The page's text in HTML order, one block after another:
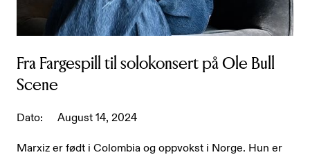
Fra Fargespill til solokonsert på Ole Bull
Scene
Dato: August 14, 2024
Marxiz er født i Colombia og oppvokst i Norge. Hun er